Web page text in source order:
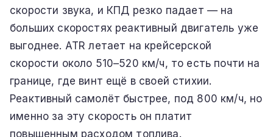
скорости звука, и КПД резко падает — на
больших скоростях реактивный двигатель уже
выгоднее. ATR летает на крейсерской
скорости около 510–520 км/ч, то есть почти на
границе, где винт ещё в своей стихии.
Реактивный самолёт быстрее, под 800 км/ч, но
именно за эту скорость он платит
повышенным расходом топлива.